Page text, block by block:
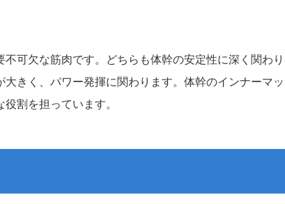
可欠な筋肉です。どちらも体幹の安定性に深く関わり
きく、パワー発揮に関わります。体幹のインナーマッ
割を担っています。